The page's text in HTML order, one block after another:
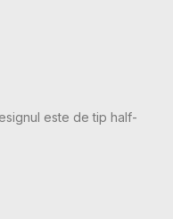
este de tip half-